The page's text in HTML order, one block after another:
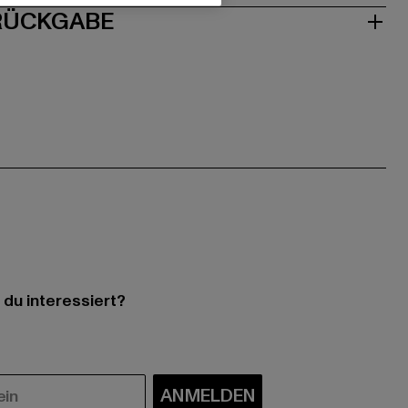
interessiert?
ANMELDEN